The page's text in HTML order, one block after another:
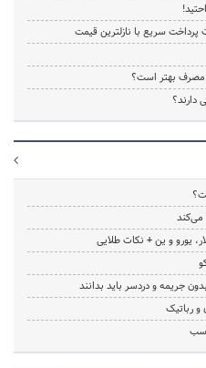
سریع با نازلترین قیمت
مصرف بهتر است؟
می‌کند
یورو و ین + نکات طلایی
جریمه و دردسر باید بدانند